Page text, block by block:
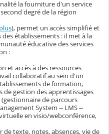
la fourniture d'un service
degré de la région
), permet un accès simplifié et
établissements : il met à la
éducative des services
:
et accès à des ressources
collaboratif au sein d'un
de formation,
de gestion des apprentissages
de parcours
System -- LMS --
en visio/webconférence,
de texte, notes, absences, vie de